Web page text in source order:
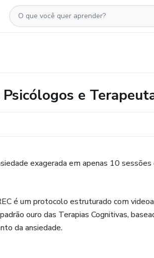
e
exagerada em apenas 10
é um protocolo estruturado com
ouro das Terapias Cognitivas,
da ansiedade.